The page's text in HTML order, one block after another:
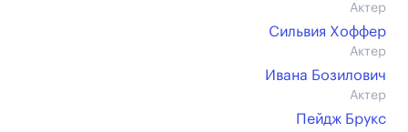
Актер
Сильвия Хоффер
Актер
Ивана Бозилович
Актер
Пейдж Брукс